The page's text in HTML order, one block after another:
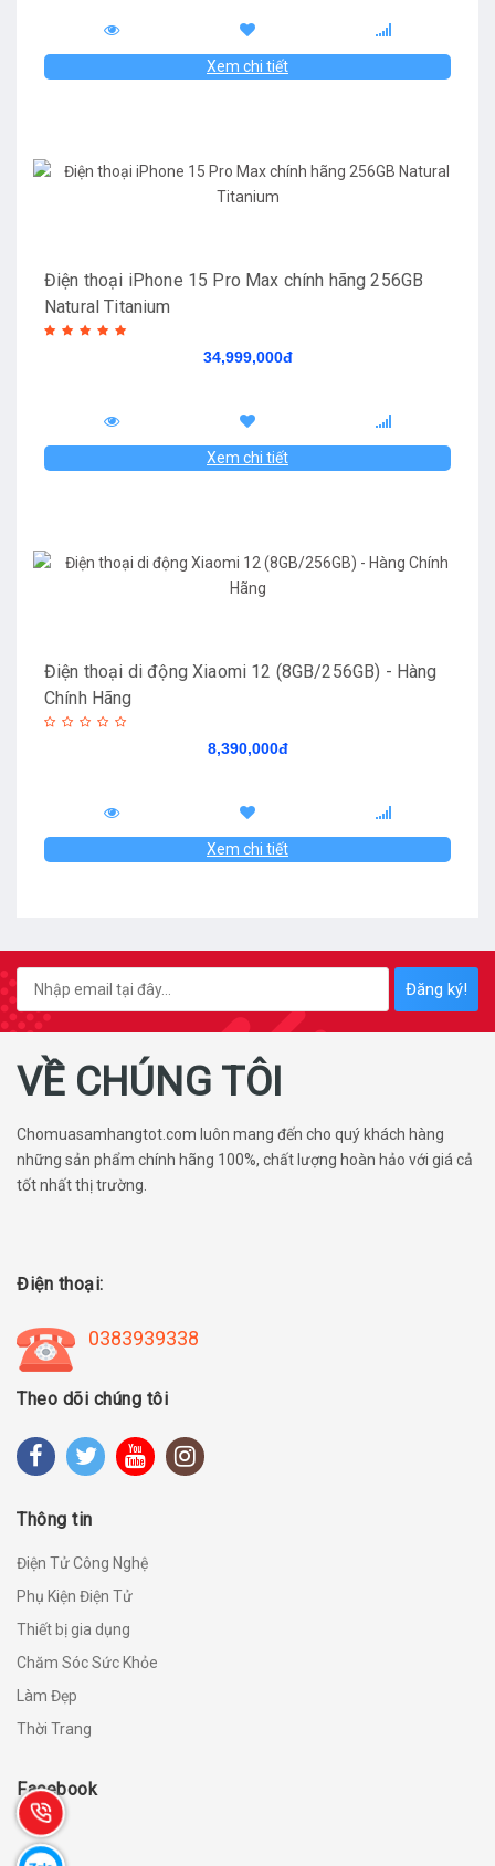
Xem chi tiết
Điện thoại iPhone 15 Pro Max chính hãng 256GB
Natural Titanium
34,999,000đ
Xem chi tiết
Điện thoại di động Xiaomi 12 (8GB/256GB) - Hàng
Chính Hãng
8,390,000đ
Xem chi tiết
Đăng ký!
VỀ CHÚNG TÔI
Chomuasamhangtot.com luôn mang đến cho quý khách hàng
những sản phẩm chính hãng 100%, chất lượng hoàn hảo với giá cả
tốt nhất thị trường.
Điện thoại:
0383939338
Theo dõi chúng tôi
Thông tin
Điện Tử Công Nghệ
Phụ Kiện Điện Tử
Thiết bị gia dụng
Chăm Sóc Sức Khỏe
Làm Đẹp
Thời Trang
Facebook